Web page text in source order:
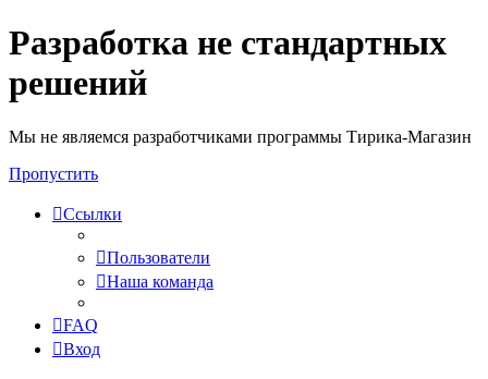
Разработка не стандартных
решений
Мы не являемся разработчиками программы Тирика-Магазин
Пропустить
Ссылки
Пользователи
Наша команда
FAQ
Вход